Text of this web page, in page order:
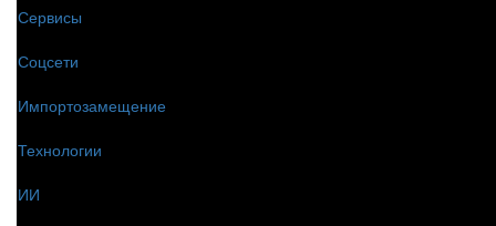
Сервисы
Соцсети
Импортозамещение
Технологии
ИИ